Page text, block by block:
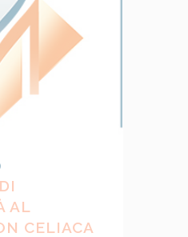
AL
CELIACA